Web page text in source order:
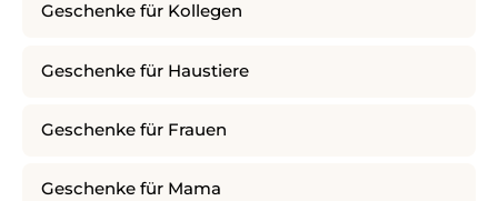
Geschenke für Kollegen
Geschenke für Haustiere
Geschenke für Frauen
Geschenke für Mama